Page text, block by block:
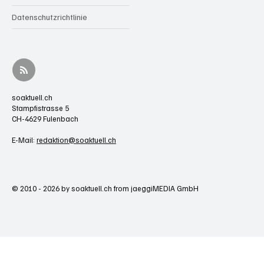
Datenschutzrichtlinie
soaktuell.ch
Stampfistrasse 5
CH-4629 Fulenbach
E-Mail: redaktion@soaktuell.ch
© 2010 - 2026 by soaktuell.ch from jaeggiMEDIA GmbH